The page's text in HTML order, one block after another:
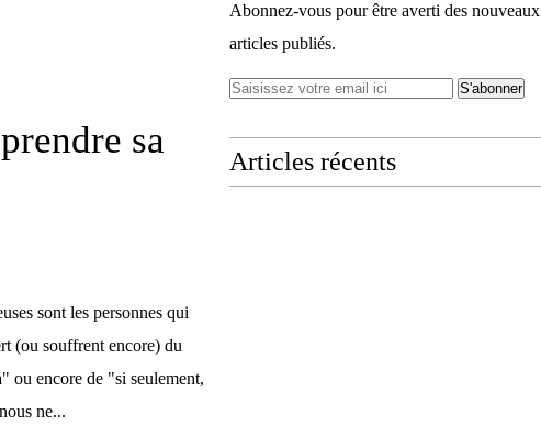
sa
sont les personnes qui
(ou souffrent encore) du
ou encore de "si seulement,
ne...
Abonnez-vous pour être averti des nouveaux
articles publiés.
Articles récents